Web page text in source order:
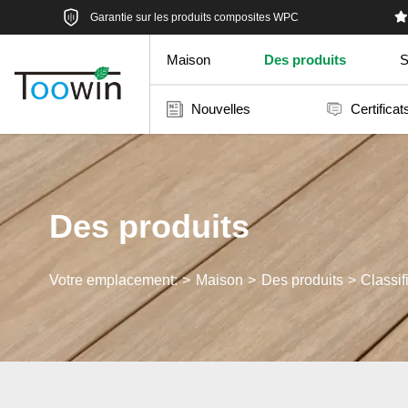
Garantie sur les produits composites WPC
Maison Des produits
Nouvelles
Des produits
Votre emplacement: Maison Des produits